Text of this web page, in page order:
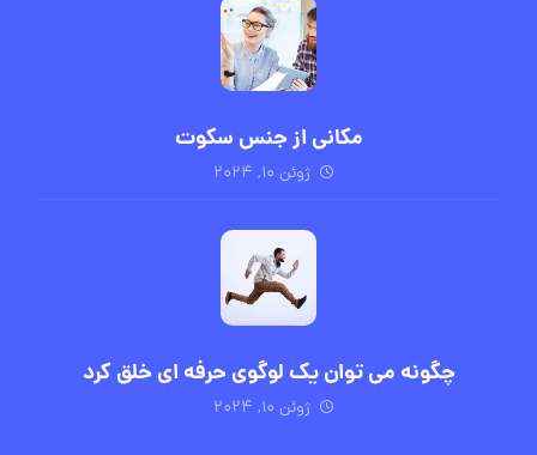
مکانی از جنس سکوت
ژوئن ۱۰, ۲۰۲۴
چگونه می توان یک لوگوی حرفه ای خلق کرد
ژوئن ۱۰, ۲۰۲۴